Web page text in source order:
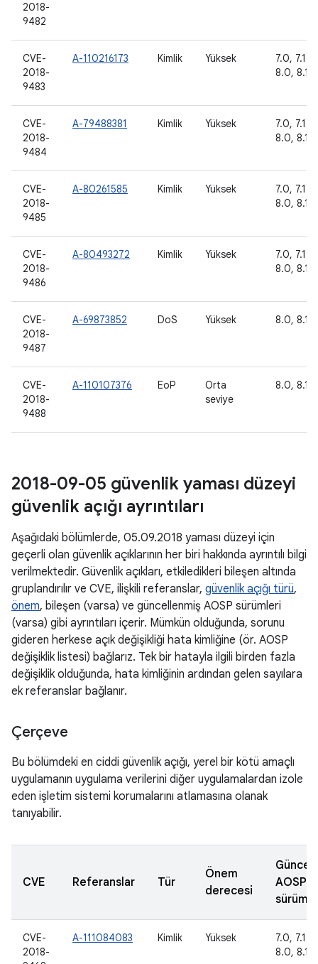
2018-
9482
CVE-
2018-
9483
A-110216173 Kimlik Yüksek
7.0, 7.1.1,
8.0, 8.1,
CVE-
2018-
9484
A-79488381 Kimlik Yüksek
7.0, 7.1.1,
8.0, 8.1,
CVE-
2018-
9485
A-80261585 Kimlik Yüksek
7.0, 7.1.1,
8.0, 8.1,
CVE-
2018-
9486
A-80493272 Kimlik Yüksek
7.0, 7.1.1,
8.0, 8.1,
CVE-
2018-
9487
A-69873852 DoS Yüksek 8.0, 8.1,
CVE-
2018-
9488
A-110107376 EoP
Orta
seviye
8.0, 8.1,
2018-09-05 güvenlik yaması düzeyi
güvenlik açığı ayrıntıları
Aşağıdaki bölümlerde, 05.09.2018 yaması düzeyi için
geçerli olan güvenlik açıklarının her biri hakkında ayrıntılı bilgi
verilmektedir. Güvenlik açıkları, etkiledikleri bileşen altında
gruplandırılır ve CVE, ilişkili referanslar, güvenlik açığı türü,
önem, bileşen (varsa) ve güncellenmiş AOSP sürümleri
(varsa) gibi ayrıntıları içerir. Mümkün olduğunda, sorunu
gideren herkese açık değişikliği hata kimliğine (ör. AOSP
değişiklik listesi) bağlarız. Tek bir hatayla ilgili birden fazla
değişiklik olduğunda, hata kimliğinin ardından gelen sayılara
ek referanslar bağlanır.
Çerçeve
Bu bölümdeki en ciddi güvenlik açığı, yerel bir kötü amaçlı
uygulamanın uygulama verilerini diğer uygulamalardan izole
eden işletim sistemi korumalarını atlamasına olanak
tanıyabilir.
CVE Referanslar Tür
Önem
derecesi
AOSP
CVE-
2018-
A-111084083 Kimlik Yüksek
7.0, 7.1.1,
8.0, 8.1,